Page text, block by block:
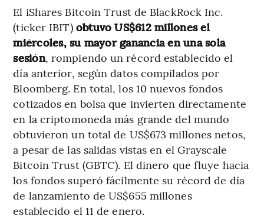
El iShares Bitcoin Trust de BlackRock Inc.
(ticker IBIT) obtuvo US$612 millones el
miércoles, su mayor ganancia en una sola
sesión, rompiendo un récord establecido el
día anterior, según datos compilados por
Bloomberg. En total, los 10 nuevos fondos
cotizados en bolsa que invierten directamente
en la criptomoneda más grande del mundo
obtuvieron un total de US$673 millones netos,
a pesar de las salidas vistas en el Grayscale
Bitcoin Trust (GBTC). El dinero que fluye hacia
los fondos superó fácilmente su récord de día
de lanzamiento de US$655 millones
establecido el 11 de enero.